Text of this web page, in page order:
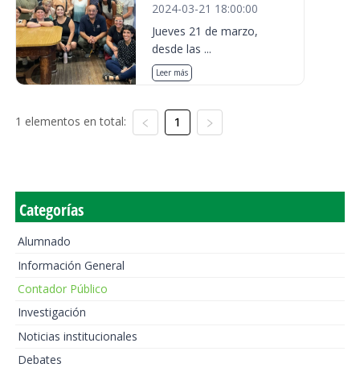
2024-03-21 18:00:00
Jueves 21 de marzo,
desde las ...
Leer más
1 elementos en total: 1
Categorías
Alumnado
Información General
Contador Público
Investigación
Noticias institucionales
Debates